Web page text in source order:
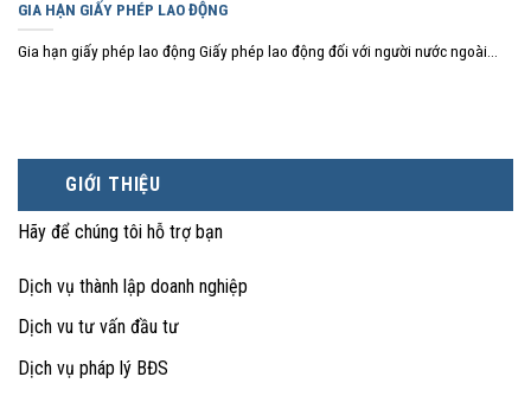
GIỚI THIỆU
Hãy để chúng tôi hỗ trợ bạn
Dịch vụ thành lập doanh nghiệp
Dịch vu tư vấn đầu tư
Dịch vụ pháp lý BĐS
GIA HẠN GIẤY PHÉP LAO ĐỘNG
Gia hạn giấy phép lao động Giấy phép lao động đối với người nước ngoài...